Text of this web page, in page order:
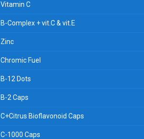
Vitamin C
B-Complex + vit.C & vit.E
Zinc
Chromic Fuel
B-12 Dots
B-2 Caps
C+Citrus Bioflavonoid Caps
C-1000 Caps